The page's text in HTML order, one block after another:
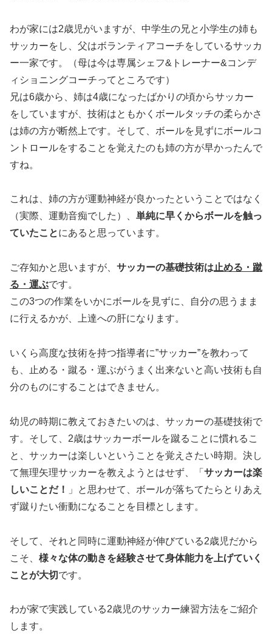
わが家には2歳児がいますが、中学生の兄と小学生の姉も
サッカーをし、父はボランティアコーチをしているサッカ
ー一家です。（母は今は専属シェフ&トレーナー&コンデ
ィショニングコーチってところです）
兄は6歳から、姉は4歳になったばかりの頃からサッカー
をしていますが、技術はともかくボールタッチの柔らかさ
は姉の方が断然上です。そして、ボールを見ずにボールコ
ントロールをすることを覚えたのも姉の方が早かったんで
すね。
これは、 姉の方が運動神経が良かったということではなく
（実際、運動音痴でした）、 単純に早くからボールを触っ
ていたことにある と思っています。
ご存知かと思いますが、 サッカーの基礎技術は 止める・蹴
る・運ぶです。
この3つの作業をいかにボールを見ずに、自分の思うまま
に行えるかが、上達への肝になります。
いくら高度な技術を持つ指導者に”サッカー”を教わって
も、止める・蹴る・運ぶがうまく出来ないと高い技術も自
分のものにすることはできません。
幼児の時期に教えておきたいのは、サッカーの基礎技術で
す。そして、2歳はサッカーボールを蹴ることに慣れるこ
と、サッカーは楽しいということを覚えさたい時期。決し
て無理矢理サッカーを教えようとはせず、「 サッカーは楽
しいことだ！
」と思わせて、ボールが落ちてたらとりあえ
ず蹴りたい衝動になることを目標とします。
そして、それと同時に運動神経が伸びている2歳児だから
こそ、 様々な体の動きを経験させて身体能力を上げていく
ことが大切 です。
わが家で実践している2歳児のサッカー練習方法をご紹介
します。